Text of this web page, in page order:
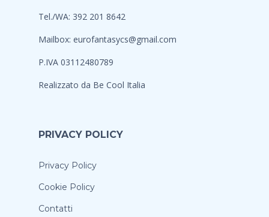
Tel./WA: 392 201 8642
Mailbox: eurofantasycs@gmail.com
P.IVA 03112480789
Realizzato da Be Cool Italia
PRIVACY POLICY
Privacy Policy
Cookie Policy
Contatti